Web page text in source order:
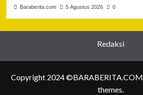
Baraberita.com 5 Agustus 2026 0
Redaksi
Copyright 2024 ©BARABERITA.COM
themes.